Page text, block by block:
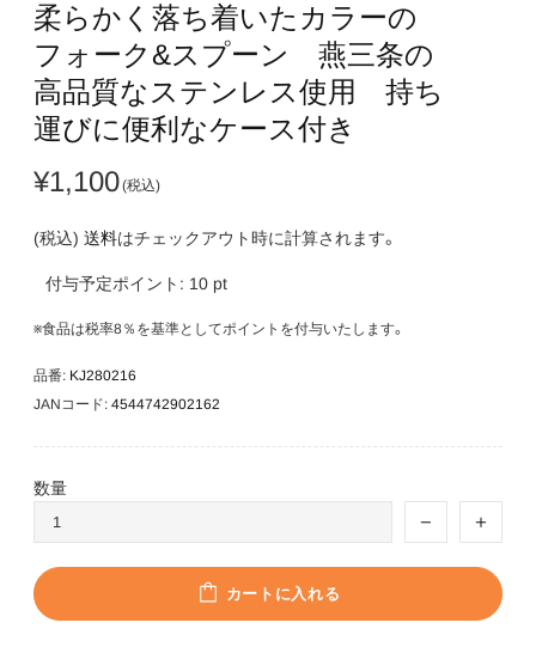
柔らかく​落ち着いた​カラーの​
フォーク&スプーン 燕三条の​
高品質な​ステンレス使用 持ち​
運びに​便利な​ケース付き
¥1,100
(税込) 送料はチェックアウト時に計算されます。
付与予定ポイント: 10 pt
※食品は税率8％を基準としてポイントを付与いたします。
品番: KJ280216
JANコード: 4544742902162
数量
カートに入れる